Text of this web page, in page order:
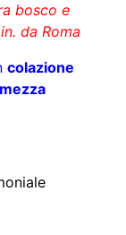
bosco e
da Roma
colazione
mezza